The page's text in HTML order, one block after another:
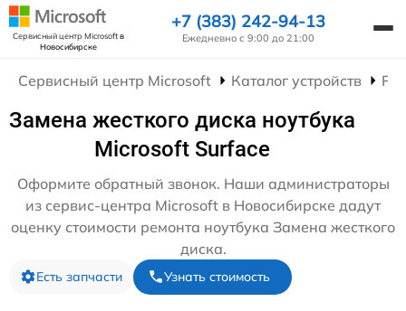
Сервисный центр Microsoftв
Новосибирске
+7 (383) 242-94-13
Ежедневно с 9:00 до 21:00
Сервисный центр Microsoft Каталог устройств
Замена жесткого диска ноутбука
Microsoft Surface
Оформите обратный звонок. Наши администраторы
из сервис-центра Microsoft в Новосибирске дадут
оценку стоимости ремонта ноутбука Замена жесткого
диска.
Есть запчасти Узнать стоимость